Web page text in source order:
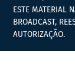
ESTE MATERIAL
BROADCAST,
AUTORIZAÇÃO.